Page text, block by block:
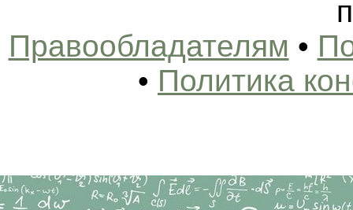
Правообладателям •
• Политика